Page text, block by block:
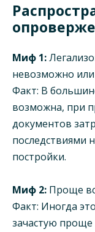
Миф 1:
невозможно
Факт: В
возможна, при
документов
последствиями
постройки.
Миф 2: Проще
Факт: Иногда
зачастую проще